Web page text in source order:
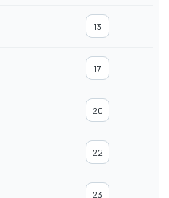
13
17
20
22
23